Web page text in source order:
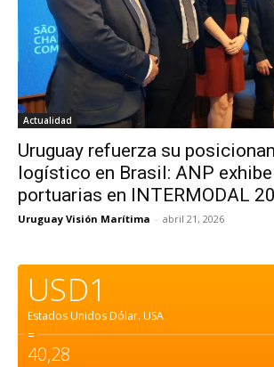
Actualidad
Uruguay refuerza su
logístico en Brasil: ANP
portuarias en INTERMODAL
Uruguay Visión Marítima - abril 21, 2026
USD1
Estados Unidos Dólar. USA
=
40,28